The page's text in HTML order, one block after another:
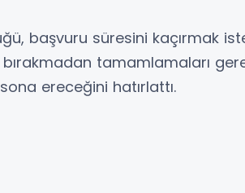
başvuru süresini kaçırmak
tamamlamaları
ereceğini hatırlattı.